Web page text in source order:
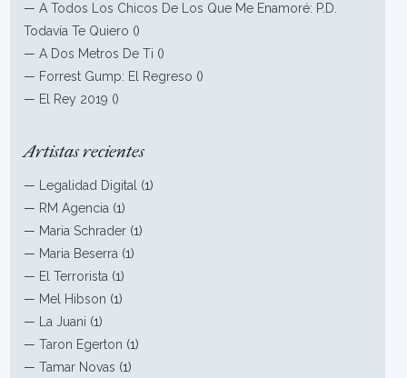
—A Todos Los Chicos De Los Que Me Enamoré: P.D.
Todavía Te Quiero ()
—A Dos Metros De Ti ()
— Forrest Gump: El Regreso ()
— El Rey 2019 ()
Artistas recientes
— Legalidad Digital
(1)
— RM Agencia (1)
— Maria Schrader (1)
— Maria Beserra (1)
— El Terrorista (1)
— Mel Hibson (1)
—
La Juani (1)
—Taron Egerton (1)
—Tamar Novas (1)